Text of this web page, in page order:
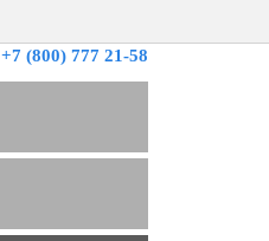
+7 (800) 777 21-58